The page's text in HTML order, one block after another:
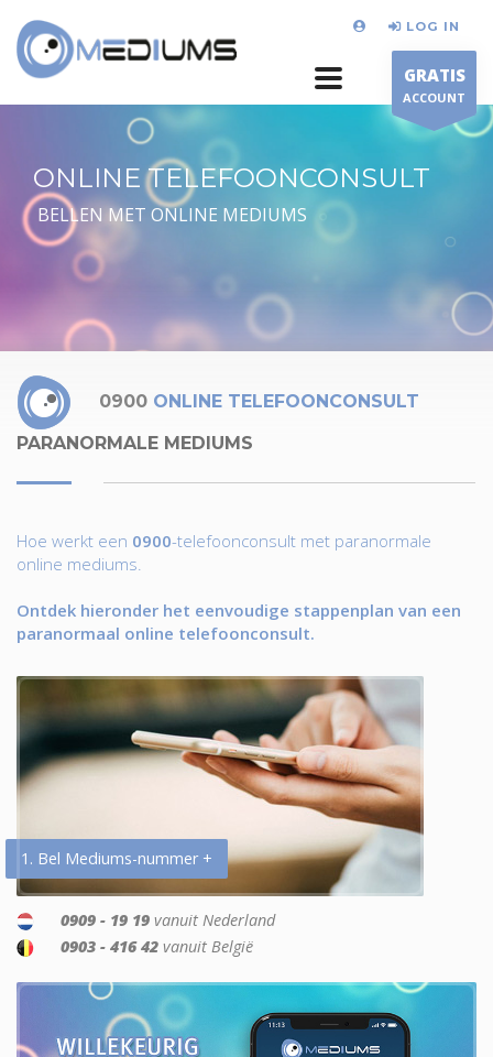
LOG IN
GRATIS
ACCOUNT
ONLINE TELEFOONCONSULT
BELLEN MET ONLINE MEDIUMS
0900 ONLINE TELEFOONCONSULT
PARANORMALE MEDIUMS
Hoe werkt een 0900-telefoonconsult met paranormale
online mediums.
Ontdek hieronder het eenvoudige stappenplan van een
paranormaal online telefoonconsult.
1. Bel Mediums-nummer +
0909 - 19 19 vanuit Nederland
0903 - 416 42 vanuit België